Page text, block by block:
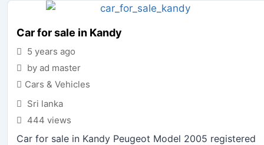
Car for sale in Kandy
5 years ago
by ad master
Cars & Vehicles
Sri lanka
444 views
Car for sale in Kandy Peugeot Model 2005 registered